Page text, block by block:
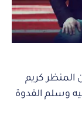
المنظر كريم
وسلم القدوة